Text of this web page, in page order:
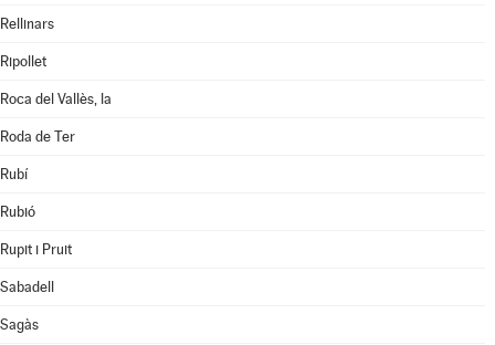
Rellinars
Ripollet
Roca del Vallès, la
Roda de Ter
Rubí
Rubió
Rupit i Pruit
Sabadell
Sagàs